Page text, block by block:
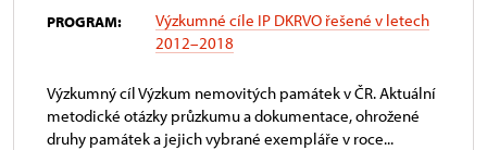
PROGRAM:
Výzkumné cíle IP DKRVO řešené v letech
2012–2018
Výzkumný cíl Výzkum nemovitých památek v ČR. Aktuální
metodické otázky průzkumu a dokumentace, ohrožené
druhy památek a jejich vybrané exempláře v roce...